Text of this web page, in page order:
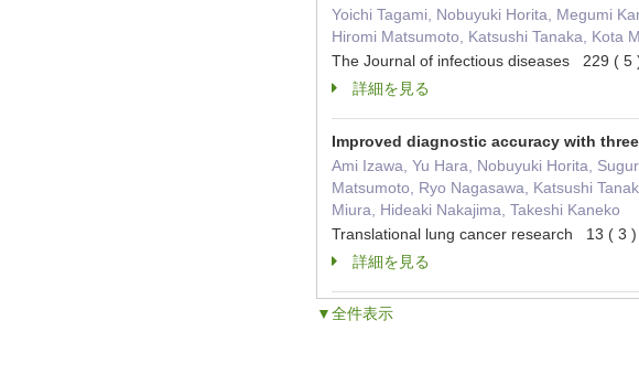
Yoichi Tagami, Nobuyuki Horita, Megumi
Hiromi Matsumoto, Katsushi Tanaka, Kota
The Journal of infectious diseases 229 (
詳細を見る
Improved diagnostic accuracy with
Ami Izawa, Yu Hara, Nobuyuki Horita,
Matsumoto, Ryo Nagasawa, Katsushi
Miura, Hideaki Nakajima, Takeshi Kaneko
Translational lung cancer research 13 (
詳細を見る
▼全件表示